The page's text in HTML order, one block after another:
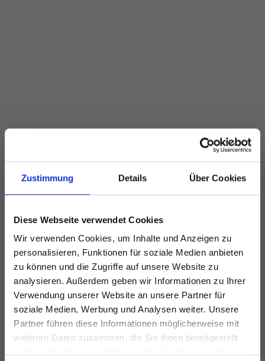
Zustimmung Details Über Cookies
Diese Webseite verwendet Cookies
Wir verwenden Cookies, um Inhalte und Anzeigen zu
personalisieren, Funktionen für soziale Medien anbieten
zu können und die Zugriffe auf unsere Website zu
analysieren. Außerdem geben wir Informationen zu Ihrer
Verwendung unserer Website an unsere Partner für
soziale Medien, Werbung und Analysen weiter. Unsere
Partner führen diese Informationen möglicherweise mit
weiteren Daten zusammen, die Sie ihnen bereitgestellt